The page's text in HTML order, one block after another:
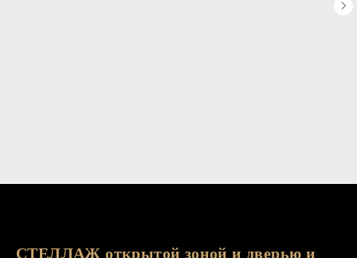
СТЕЛЛАЖ открытой зоной и дверью и